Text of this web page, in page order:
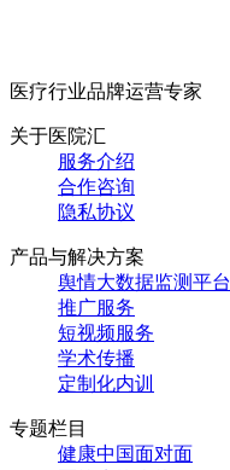
医疗行业品牌运营专家
关于医院汇
服务介绍
合作咨询
隐私协议
产品与解决方案
舆情大数据监测平台
推广服务
短视频服务
学术传播
定制化内训
专题栏目
健康中国面对面